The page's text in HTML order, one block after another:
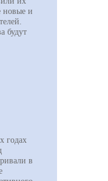
новые и
будут
годах
в